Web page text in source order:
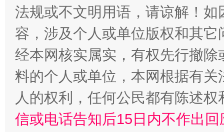
一颗心始终滚烫 还
法规或不文明用语，请谅解！
容，涉及个人或单位版权和其它
经本网核实属实，有权先行撤
料的个人或单位，本网根据有
人的权利，任何公民都有陈述
信或电话告知后15日内不作出